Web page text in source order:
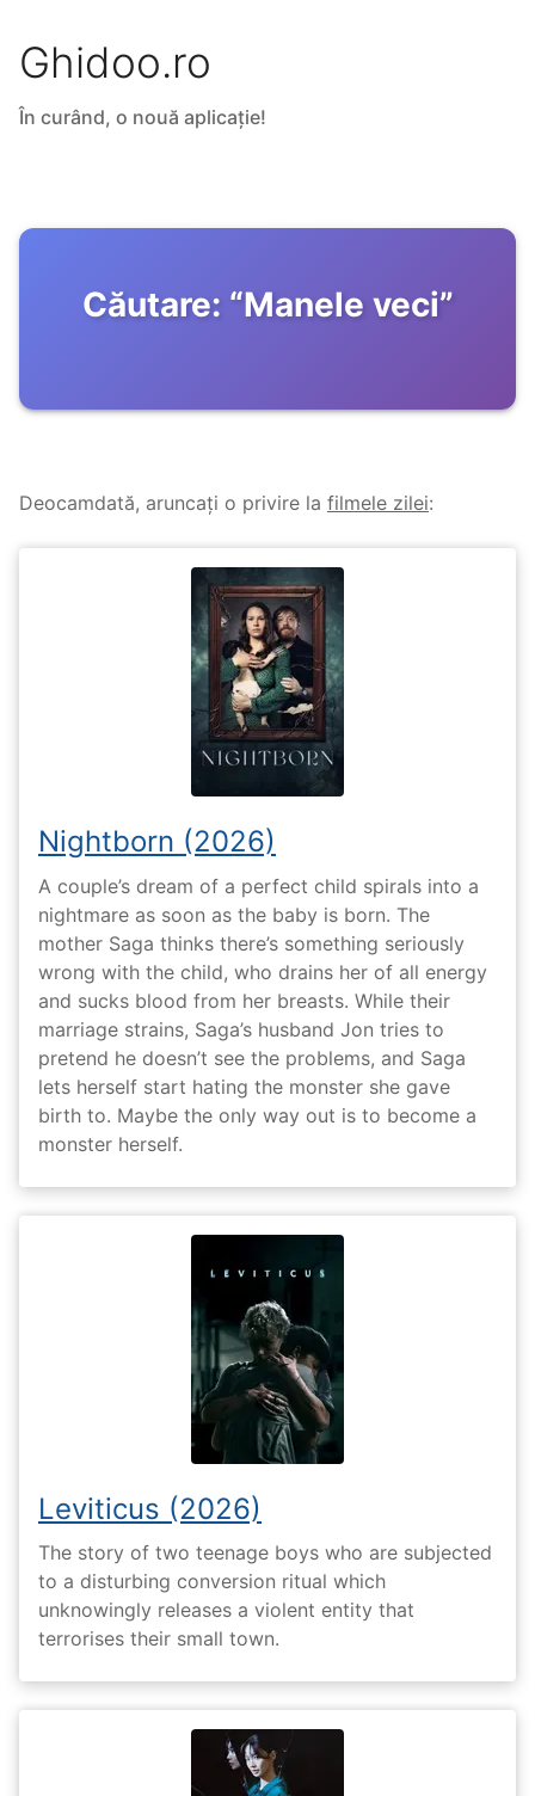
Ghidoo.ro
În curând, o nouă aplicație!
Căutare: “Manele veci”
Deocamdată, aruncați o privire la filmele zilei:
Nightborn (2026)
A couple’s dream of a perfect child spirals into a
nightmare as soon as the baby is born. The
mother Saga thinks there’s something seriously
wrong with the child, who drains her of all energy
and sucks blood from her breasts. While their
marriage strains, Saga’s husband Jon tries to
pretend he doesn’t see the problems, and Saga
lets herself start hating the monster she gave
birth to. Maybe the only way out is to become a
monster herself.
Leviticus (2026)
The story of two teenage boys who are subjected
to a disturbing conversion ritual which
unknowingly releases a violent entity that
terrorises their small town.